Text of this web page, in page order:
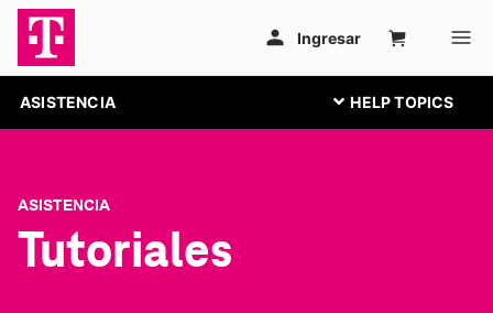
ASISTENCIA
ASISTENCIA
Tutoriales